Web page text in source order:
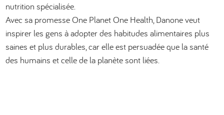
nutrition spécialisée.
Avec sa promesse One Planet One Health, Danone veut
inspirer les gens à adopter des habitudes alimentaires plus
saines et plus durables, car elle est persuadée que la santé
des humains et celle de la planète sont liées.